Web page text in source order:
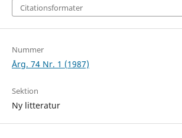
Citationsformater
Nummer
Årg. 74 Nr. 1 (1987)
Sektion
Ny litteratur